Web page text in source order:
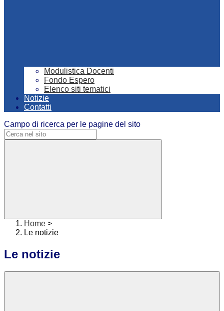
Modulistica Docenti
Fondo Espero
Elenco siti tematici
Notizie
Contatti
Campo di ricerca per le pagine del sito
Home >
Le notizie
Le notizie